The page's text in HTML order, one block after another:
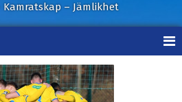
Kamratskap – Jämlikhet